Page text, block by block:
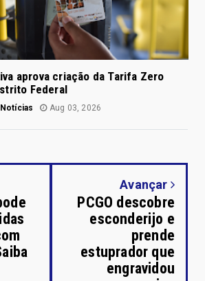
aprova criação da Tarifa Zero
Federal
Aug 03, 2026
Avançar
PCGO descobre
esconderijo e
prende
estuprador que
engravidou